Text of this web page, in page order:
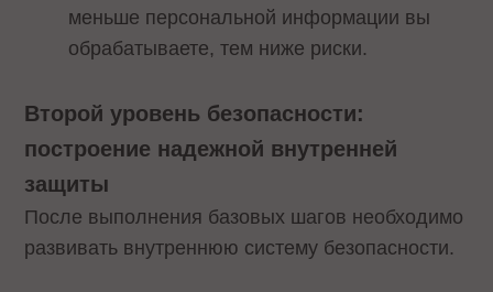
меньше персональной информации вы
обрабатываете, тем ниже риски.
Второй уровень безопасности:
построение надежной внутренней
защиты
После выполнения базовых шагов необходимо
развивать внутреннюю систему безопасности.